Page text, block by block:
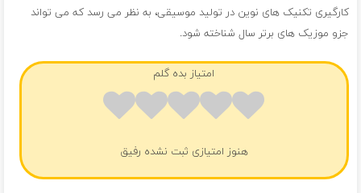
کارگیری تکنیک های نوین در تولید موسیقی، به نظر می رسد که می تواند
جزو موزیک های برتر سال شناخته شود.
امتیاز بده گلم
هنوز امتیازی ثبت نشده رفیق